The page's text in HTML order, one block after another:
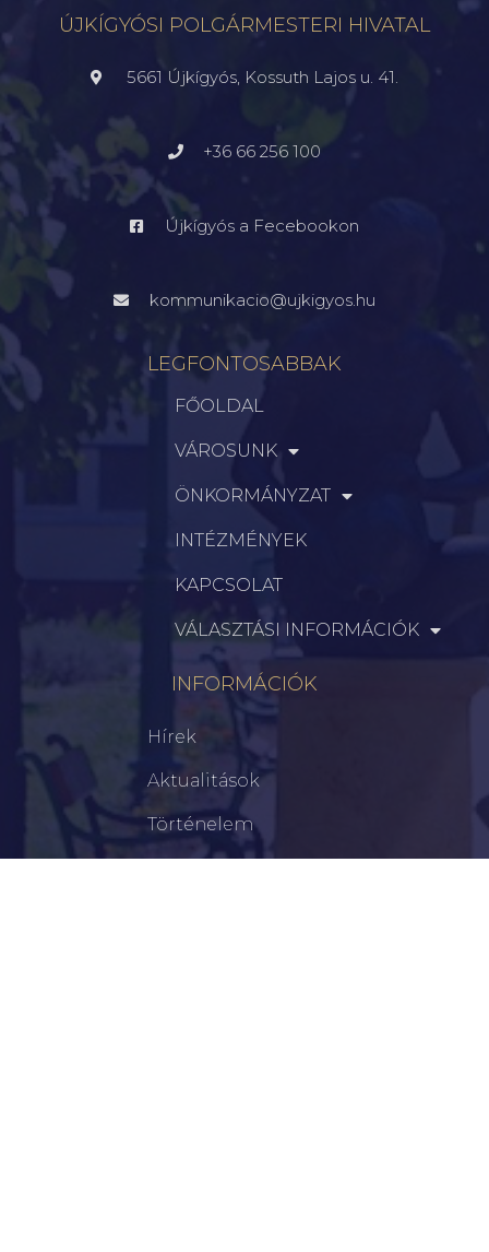
ÚJKÍGYÓSI POLGÁRMESTERI HIVATAL
5661 Újkígyós, Kossuth Lajos u. 41.
+36 66 256 100
Újkígyós a Fecebookon
kommunikacio@ujkigyos.hu
LEGFONTOSABBAK
FŐOLDAL
VÁROSUNK
ÖNKORMÁNYZAT
INTÉZMÉNYEK
KAPCSOLAT
VÁLASZTÁSI INFORMÁCIÓK
INFORMÁCIÓK
Hírek
Aktualitások
Történelem